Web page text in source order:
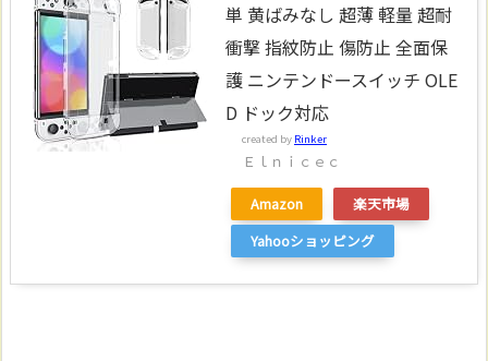
単 黄ばみなし 超薄 軽量 超耐
衝撃 指紋防止 傷防止 全面保
護 ニンテンドースイッチ OLE
D ドック対応
created by Rinker
Ｅｌｎｉｃｅｃ
Amazon
楽天市場
Yahooショッピング